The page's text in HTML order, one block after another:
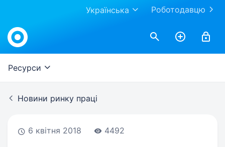
Роботодавцю
Українська
Work.ua
Ресурси
Новини ринку праці
6 квітня 2018 4492